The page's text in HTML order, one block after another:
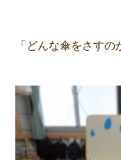
「どんな傘をさす